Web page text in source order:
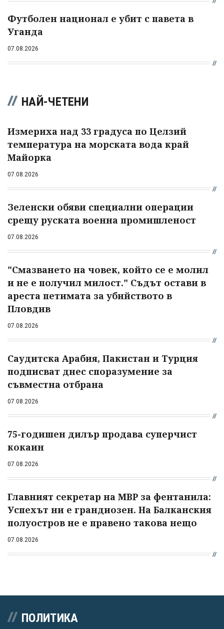
Футболен национал е убит с павета в
Уганда
07.08.2026
НАЙ-ЧЕТЕНИ
Измериха над 33 градуса по Целзий
температура на морската вода край
Майорка
07.08.2026
Зеленски обяви специални операции
срещу руската военна промишленост
07.08.2026
"Смазването на човек, който се е молил
и не е получил милост." Съдът остави в
ареста петимата за убийството в
Пловдив
07.08.2026
Саудитска Арабия, Пакистан и Турция
подписват днес споразумение за
съвместна отбрана
07.08.2026
75-годишен дилър продава суперчист
кокаин
07.08.2026
Главният секретар на МВР за фентанила:
Успехът ни е грандиозен. На Балканския
полуостров не е правено такова нещо
07.08.2026
ПОЛИТИКА